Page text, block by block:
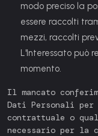
modo preciso la
essere raccolti
mezzi, raccolti
L'Interessato può
momento.
Il mancato
Dati Personali
contrattuale o
necessario per la